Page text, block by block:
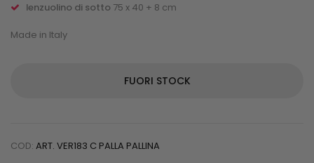
lenzuolino di sotto 75 x 40 + 8 cm
Made in Italy
FUORI STOCK
COD: ART. VER183 C PALLA PALLINA